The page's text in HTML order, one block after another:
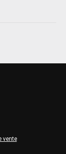
vente